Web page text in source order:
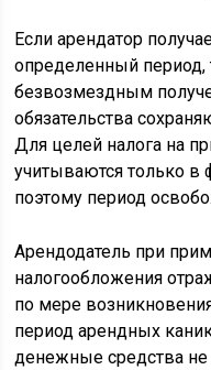
Если арендатор
определенный период,
безвозмездным
обязательства
Для целей налога на
учитываются только в
поэтому период
Арендодатель при
налогообложения
по мере
период арендных
денежные средства